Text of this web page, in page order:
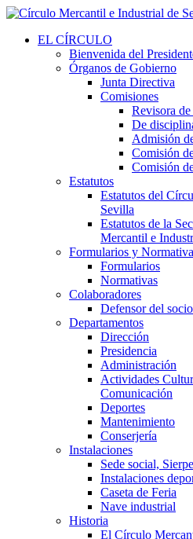
EL CÍRCULO
Bienvenida del
Órganos de Gobierno
Junta Directiva
Comisiones
Revisora de
De
Admisión
Comisión
Comisión
Estatutos
Estatutos del
Sevilla
Estatutos de la
Mercantil e
Formularios y
Formularios
Normativas
Colaboradores
Defensor del
Departamentos
Dirección
Presidencia
Administración
Actividades
Comunicación
Deportes
Mantenimiento
Conserjería
Instalaciones
Sede social,
Instalaciones
Caseta de Feria
Nave industrial
Historia
El Círculo